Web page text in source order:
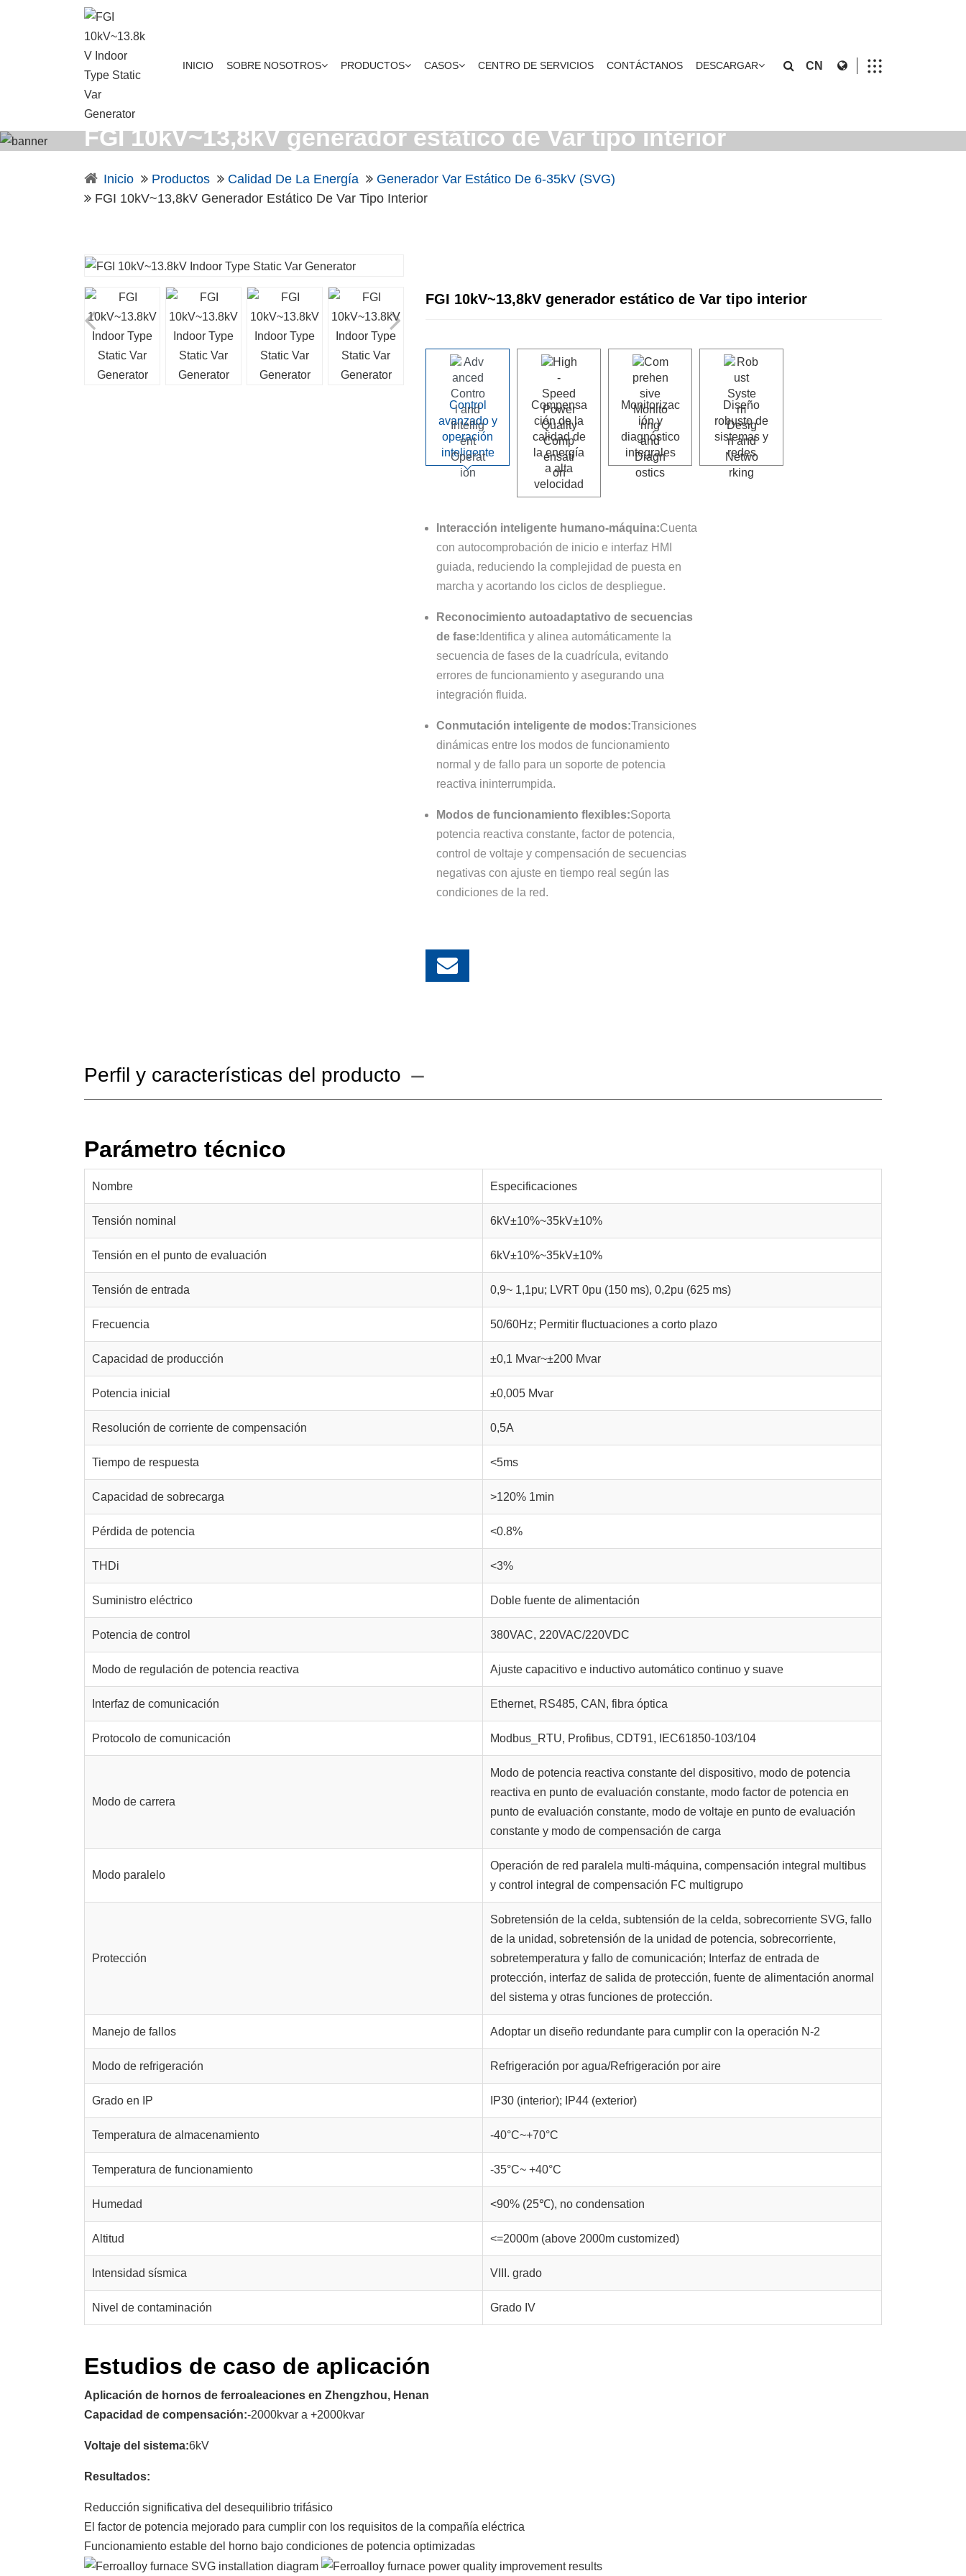
INICIO SOBRE NOSOTROS PRODUCTOS CASOS CENTRO DE SERVICIOS CONTÁCTANOS DESCARGAR CN
FGI 10kV~13,8kV generador estático de Var tipo interior
Inicio Productos Calidad De La Energía
Generador Var Estático De 6-35kV (SVG)
FGI 10kV~13,8kV Generador Estático De Var Tipo Interior
FGI 10kV~13,8kV generador estático de Var tipo interior
Control
avanzado y
operación
inteligente
Compensa
ción de la
calidad de
la energía
a alta
velocidad
Monitorizac
ión y
diagnóstico
integrales
Diseño
robusto de
sistemas y
redes
Interacción inteligente humano-máquina:Cuenta
con autocomprobación de inicio e interfaz HMI
guiada, reduciendo la complejidad de puesta en
marcha y acortando los ciclos de despliegue.
Reconocimiento autoadaptativo de secuencias
de fase: Identifica y alinea automáticamente la
secuencia de fases de la cuadrícula, evitando
errores de funcionamiento y asegurando una
integración fluida.
Conmutación inteligente de modos:Transiciones
dinámicas entre los modos de funcionamiento
normal y de fallo para un soporte de potencia
reactiva ininterrumpida.
Modos de funcionamiento flexibles:Soporta
potencia reactiva constante, factor de potencia,
control de voltaje y compensación de secuencias
negativas con ajuste en tiempo real según las
condiciones de la red.
Perfil y características del producto
Parámetro técnico
Nombre Especificaciones
Tensión nominal 6kV±10%~35kV±10%
Tensión en el punto de evaluación 6kV±10%~35kV±10%
Tensión de entrada 0,9~ 1,1pu; LVRT 0pu (150 ms), 0,2pu (625 ms)
Frecuencia 50/60Hz; Permitir fluctuaciones a corto plazo
Capacidad de producción ±0,1 Mvar~±200 Mvar
Potencia inicial ±0,005 Mvar
Resolución de corriente de compensación 0,5A
Tiempo de respuesta <5ms
Capacidad de sobrecarga >120% 1min
Pérdida de potencia <0.8%
THDi <3%
Suministro eléctrico Doble fuente de alimentación
Potencia de control 380VAC, 220VAC/220VDC
Modo de regulación de potencia reactiva Ajuste capacitivo e inductivo automático continuo y suave
Interfaz de comunicación Ethernet, RS485, CAN, fibra óptica
Protocolo de comunicación Modbus_RTU, Profibus, CDT91, IEC61850-103/104
Modo de carrera
Modo de potencia reactiva constante del dispositivo, modo de potencia
reactiva en punto de evaluación constante, modo factor de potencia en
punto de evaluación constante, modo de voltaje en punto de evaluación
constante y modo de compensación de carga
Modo paralelo
Operación de red paralela multi-máquina, compensación integral multibus
y control integral de compensación FC multigrupo
Protección
Sobretensión de la celda, subtensión de la celda, sobrecorriente SVG, fallo
de la unidad, sobretensión de la unidad de potencia, sobrecorriente,
sobretemperatura y fallo de comunicación; Interfaz de entrada de
protección, interfaz de salida de protección, fuente de alimentación anormal
del sistema y otras funciones de protección.
Manejo de fallos Adoptar un diseño redundante para cumplir con la operación N-2
Modo de refrigeración Refrigeración por agua/Refrigeración por aire
Grado en IP IP30 (interior); IP44 (exterior)
Temperatura de almacenamiento -40°C~+70°C
Temperatura de funcionamiento -35°C~ +40°C
Humedad <90% (25℃), no condensation
Altitud <=2000m (above 2000m customized)
Intensidad sísmica VIII. grado
Nivel de contaminación Grado IV
Estudios de caso de aplicación
Aplicación de hornos de ferroaleaciones en Zhengzhou, Henan
Capacidad de compensación:-2000kvar a +2000kvar
Voltaje del sistema:6kV
Resultados:
Reducción significativa del desequilibrio trifásico
El factor de potencia mejorado para cumplir con los requisitos de la compañía eléctrica
Funcionamiento estable del horno bajo condiciones de potencia optimizadas